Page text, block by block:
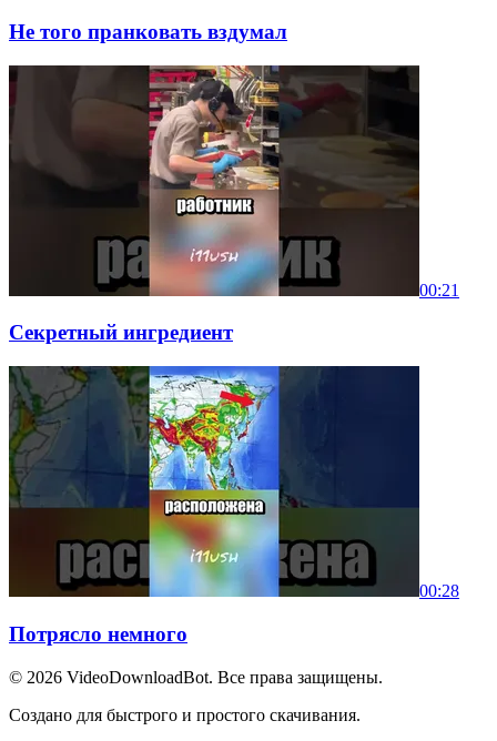
Не того пранковать вздумал
00:21
Секретный ингредиент
00:28
Потрясло немного
© 2026 VideoDownloadBot. Все права защищены.
Создано для быстрого и простого скачивания.